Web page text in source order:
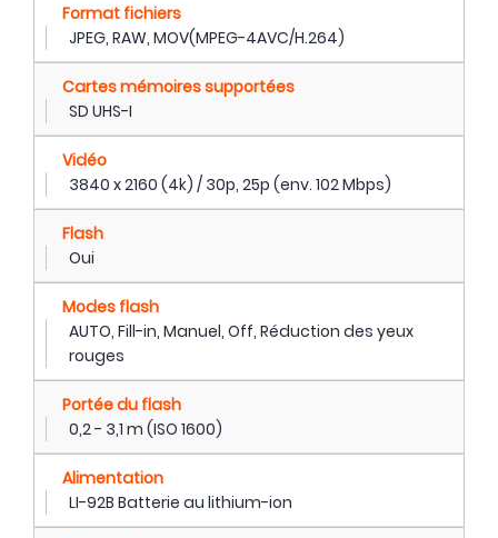
Format fichiers
JPEG, RAW, MOV(MPEG-4AVC/H.264)
Cartes mémoires supportées
SD UHS-I
Vidéo
3840 x 2160 (4k) / 30p, 25p (env. 102 Mbps)
Flash
Oui
Modes flash
AUTO, Fill-in, Manuel, Off, Réduction des yeux
rouges
Portée du flash
0,2 - 3,1 m (ISO 1600)
Alimentation
LI-92B Batterie au lithium-ion